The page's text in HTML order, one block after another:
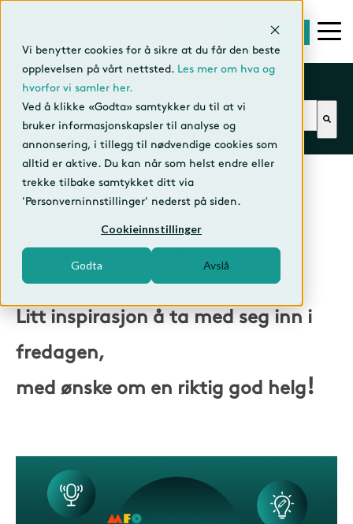
Vi benytter cookies for å sikre at du får den beste
opplevelsen på vårt nettsted. Les mer om hva og
hvorfor vi samler her.
Ved å klikke «Godta» samtykker du til at vi
bruker informasjonskapsler til analyse og
annonsering, i tillegg til nødvendige cookies som
alltid er aktive. Du kan når som helst endre eller
trekke tilbake samtykket ditt via
'Personverninnstillinger' nederst på siden.
Cookieinnstillinger
Godta Avslå
BLI MEDLEM
Aktuelt
Dette er et søkefelt med en tilhørende funksjon
GPT-4 oppdatering og
tidsbesparende tips!
17. mars 2023
Litt inspirasjon å ta med seg inn i
fredagen,
med ønske om en riktig god helg!